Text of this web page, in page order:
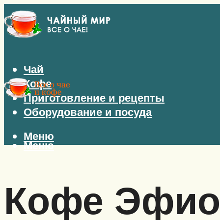
Чай
Кофе
Приготовление и рецепты
Оборудование и посуда
Меню
Меню
Кофе